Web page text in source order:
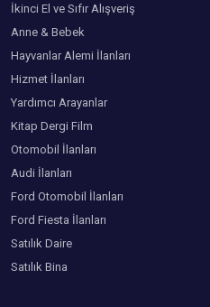
İkinci El ve Sıfır Alışveriş
Anne & Bebek
Hayvanlar Alemi İlanları
Hizmet İlanları
Yardımcı Arayanlar
Kitap Dergi Film
Otomobil İlanları
Audi İlanları
Ford Otomobil İlanları
Ford Fiesta İlanları
Satılık Daire
Satılık Bina